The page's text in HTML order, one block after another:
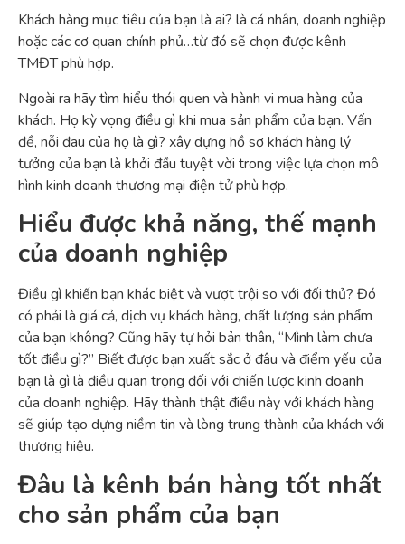
Khách hàng mục tiêu của bạn là ai? là cá nhân, doanh nghiệp
hoặc các cơ quan chính phủ…từ đó sẽ chọn được kênh
TMĐT phù hợp.
Ngoài ra hãy tìm hiểu thói quen và hành vi mua hàng của
khách. Họ kỳ vọng điều gì khi mua sản phẩm của bạn. Vấn
đề, nỗi đau của họ là gì? xây dựng hồ sơ khách hàng lý
tưởng của bạn là khởi đầu tuyệt vời trong việc lựa chọn mô
hình kinh doanh thương mại điện tử phù hợp.
Hiểu được khả năng, thế mạnh
của doanh nghiệp
Điều gì khiến bạn khác biệt và vượt trội so với đối thủ? Đó
có phải là giá cả, dịch vụ khách hàng, chất lượng sản phẩm
của bạn không? Cũng hãy tự hỏi bản thân, “Mình làm chưa
tốt điều gì?” Biết được bạn xuất sắc ở đâu và điểm yếu của
bạn là gì là điều quan trọng đối với chiến lược kinh doanh
của doanh nghiệp. Hãy thành thật điều này với khách hàng
sẽ giúp tạo dựng niềm tin và lòng trung thành của khách với
thương hiệu.
Đâu là kênh bán hàng tốt nhất
cho sản phẩm của bạn